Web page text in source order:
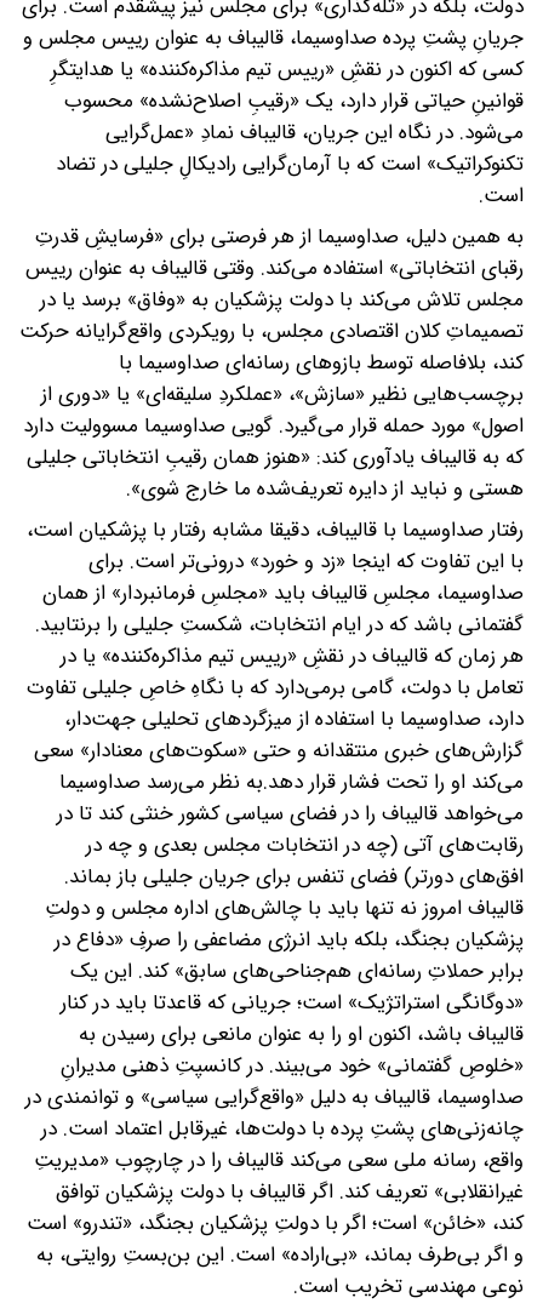
جریانِ پشتِ پرده صداوسیما، قالیباف به عنوان رییس مجلس و
کسی که اکنون در نقشِ «رییس تیم مذاکره‌کننده» یا هدایتگرِ
قوانینِ حیاتی قرار دارد، یک «رقیبِ اصلاح‌نشده» محسوب
می‌شود. در نگاه این جریان، قالیباف نمادِ «عمل‌گرایی
تکنوکراتیک» است که با آرمان‌گرایی رادیکالِ جلیلی در تضاد
است.
به همین دلیل، صداوسیما از هر فرصتی برای «فرسایشِ قدرتِ
رقبای انتخاباتی» استفاده می‌کند. وقتی قالیباف به عنوان رییس
مجلس تلاش می‌کند با دولت پزشکیان به «وفاق» برسد یا در
تصمیماتِ کلان اقتصادی مجلس، با رویکردی واقع‌گرایانه حرکت
کند، بلافاصله توسط بازوهای رسانه‌ای صداوسیما با
برچسب‌هایی نظیر «سازش»، «عملکردِ سلیقه‌ای» یا «دوری از
اصول» مورد حمله قرار می‌گیرد. گویی صداوسیما مسوولیت دارد
که به قالیباف یادآوری کند: «هنوز همان رقیبِ انتخاباتی جلیلی
هستی و نباید از دایره تعریف‌شده ما خارج شوی».
رفتار صداوسیما با قالیباف، دقیقا مشابه رفتار با پزشکیان است،
با این تفاوت که اینجا «زد و خورد» درونی‌تر است. برای
صداوسیما، مجلسِ قالیباف باید «مجلسِ فرمانبردار» از همان
گفتمانی باشد که در ایام انتخابات، شکستِ جلیلی را برنتابید.
هر زمان که قالیباف در نقشِ «رییس تیم مذاکره‌کننده» یا در
تعامل با دولت، گامی برمی‌دارد که با نگاهِ خاصِ جلیلی تفاوت
دارد، صداوسیما با استفاده از میزگردهای تحلیلی جهت‌دار،
گزارش‌های خبری منتقدانه و حتی «سکوت‌های معنادار» سعی
می‌کند او را تحت فشار قرار دهد.به نظر می‌رسد صداوسیما
می‌خواهد قالیباف را در فضای سیاسی کشور خنثی کند تا در
رقابت‌های آتی (چه در انتخابات مجلس بعدی و چه در
افق‌های دورتر) فضای تنفس برای جریان جلیلی باز بماند.
قالیباف امروز نه تنها باید با چالش‌های اداره مجلس و دولتِ
پزشکیان بجنگد، بلکه باید انرژی مضاعفی را صرفِ «دفاع در
برابر حملاتِ رسانه‌ای هم‌جناحی‌های سابق» کند. این یک
«دوگانگی استراتژیک» است؛ جریانی که قاعدتا باید در کنار
قالیباف باشد، اکنون او را به عنوان مانعی برای رسیدن به
«خلوصِ گفتمانی» خود می‌بیند. در کانسپتِ ذهنی مدیرانِ
صداوسیما، قالیباف به دلیل «واقع‌گرایی سیاسی» و توانمندی در
چانه‌زنی‌های پشتِ پرده با دولت‌ها، غیرقابل اعتماد است. در
واقع، رسانه ملی سعی می‌کند قالیباف را در چارچوب «مدیریتِ
غیرانقلابی» تعریف کند. اگر قالیباف با دولت پزشکیان توافق
کند، «خائن» است؛ اگر با دولتِ پزشکیان بجنگد، «تندرو» است
و اگر بی‌طرف بماند، «بی‌اراده» است. این بن‌بستِ روایتی، به
نوعی مهندسی تخریب است.